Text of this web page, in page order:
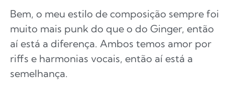
Bem, o meu estilo de composição sempre foi
muito mais punk do que o do Ginger, então
aí está a diferença. Ambos temos amor por
riffs e harmonias vocais, então aí está a
semelhança.